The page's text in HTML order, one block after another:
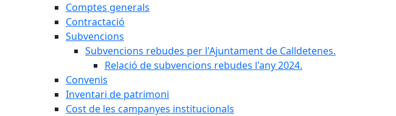
Comptes generals
Contractació
Subvencions
Subvencions rebudes per l'Ajuntament de Calldetenes.
Relació de subvencions rebudes l'any 2024.
Convenis
Inventari de patrimoni
Cost de les campanyes institucionals